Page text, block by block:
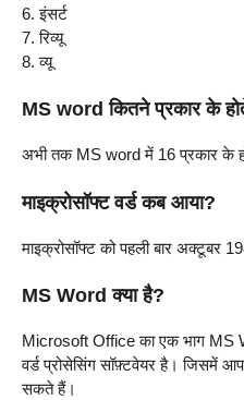
6. इंसर्ट
7. रिव्यू
8. व्यू
MS word कितने प्रकार के
अभी तक MS word में 16 प्रकार के
माइक्रोसॉफ्ट वर्ड कब आया?
माइक्रोसॉफ्ट को पहली बार अक्टूबर
MS Word क्या है?
Microsoft Office का एक भाग MS
वर्ड प्रोसेसिंग सॉफ़्टवेयर है। जिसमें
सकते हैं।